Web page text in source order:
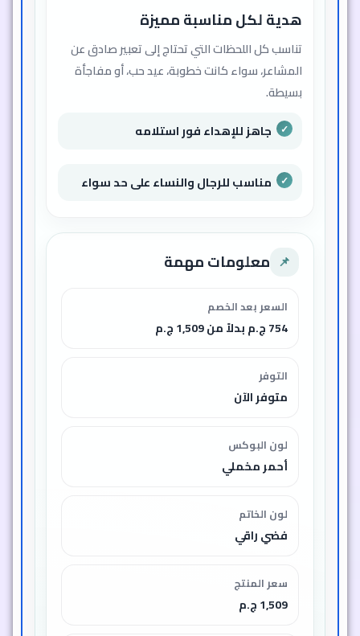
هدية لكل مناسبة مميزة
تناسب كل اللحظات التي تحتاج إلى تعبير صادق عن
المشاعر، سواء كانت خطوبة، عيد حب، أو مفاجأة
بسيطة.
جاهز للإهداء فور استلامه
مناسب للرجال والنساء على حد سواء
📌 معلومات مهمة
السعر بعد الخصم
754 ج.م بدلاً من 1,509 ج.م
التوفر
متوفر الآن
لون البوكس
أحمر مخملي
لون الخاتم
فضي راقي
سعر المنتج
1,509 ج.م